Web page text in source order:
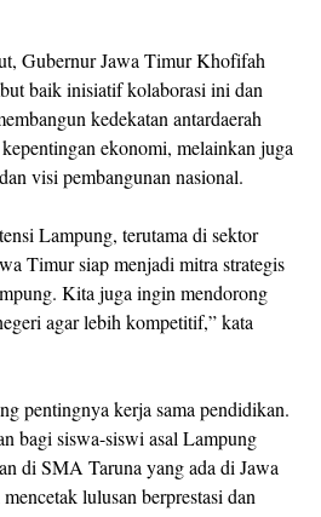
Gubernur Jawa Timur Khofifah
baik inisiatif kolaborasi ini dan
kedekatan antardaerah
ekonomi, melainkan juga
visi pembangunan nasional.
Lampung, terutama di sektor
Timur siap menjadi mitra strategis
Kita juga ingin mendorong
agar lebih kompetitif,” kata
pentingnya kerja sama pendidikan.
bagi siswa-siswi asal Lampung
di SMA Taruna yang ada di Jawa
lulusan berprestasi dan